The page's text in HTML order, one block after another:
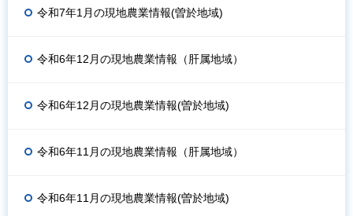
令和7年1月の現地農業情報(曽於地域)
令和6年12月の現地農業情報（肝属地域）
令和6年12月の現地農業情報(曽於地域)
令和6年11月の現地農業情報（肝属地域）
令和6年11月の現地農業情報(曽於地域)